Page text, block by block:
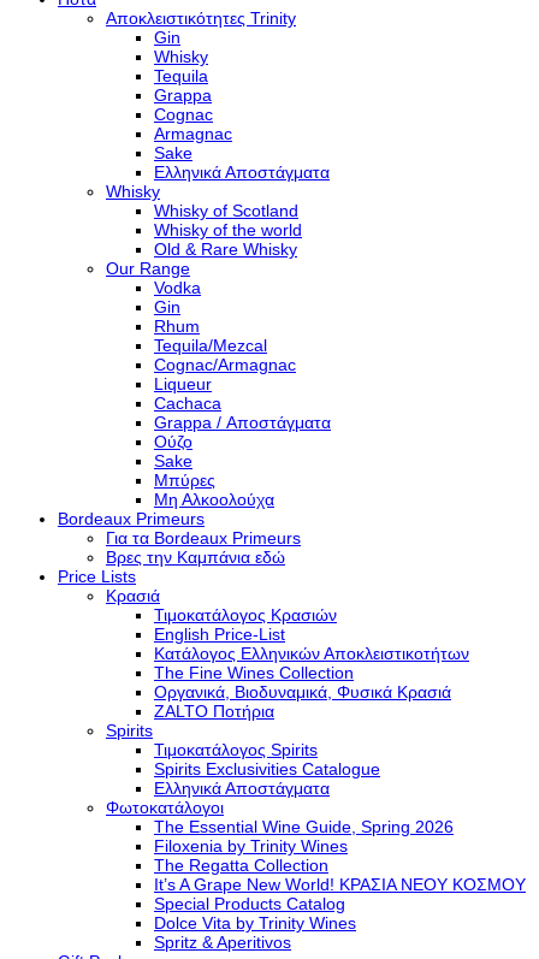
Αποκλειστικότητες Trinity
Gin
Whisky
Tequila
Grappa
Cognac
Armagnac
Sake
Ελληνικά Αποστάγματα
Whisky
Whisky of Scotland
Whisky of the world
Old & Rare Whisky
Our Range
Vodka
Gin
Rhum
Tequila/Mezcal
Cognac/Armagnac
Liqueur
Cachaca
Grappa / Αποστάγματα
Ούζο
Sake
Μπύρες
Μη Αλκοολούχα
Bordeaux Primeurs
Για τα Bordeaux Primeurs
Βρες την Καμπάνια εδώ
Price Lists
Κρασιά
Τιμοκατάλογος Κρασιών
English Price-List
Κατάλογος Ελληνικών Αποκλειστικοτήτων
The Fine Wines Collection
Οργανικά, Βιοδυναμικά, Φυσικά Κρασιά
ZALTO Ποτήρια
Spirits
Τιμοκατάλογος Spirits
Spirits Exclusivities Catalogue
Ελληνικά Αποστάγματα
Φωτοκατάλογοι
The Essential Wine Guide, Spring 2026
Filoxenia by Trinity Wines
The Regatta Collection
It’s A Grape New World! ΚΡΑΣΙΑ ΝΕΟΥ ΚΟΣΜΟΥ
Special Products Catalog
Dolce Vita by Trinity Wines
Spritz & Aperitivos